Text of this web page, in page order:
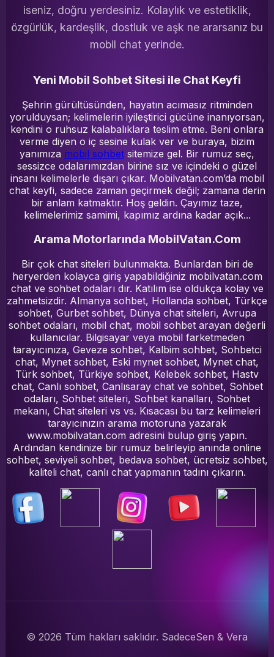
iseniz, doğru yerdesiniz. Kolaylık ve estetiklik,
özgürlük, kardeşlik, dostluk ve aşk ne ararsanız bu
mobil chat yerinde.
Yeni Mobil Sohbet Sitesi ile Chat Keyfi
Şehrin gürültüsünden, hayatın acımasız ritminden
yorulduysan; kelimelerin iyileştirici gücüne inanıyorsan,
kendini o ruhsuz kalabalıklara teslim etme. Beni onlara
verme diyen o iç sesine kulak ver ve buraya, bizim
yanımıza mobil sohbet sitemize gel. Bir rumuz seç,
sessizce odalarımızdan birine sız ve içindeki o güzel
insanı kelimelerle dışarı çıkar. Mobilvatan.com’da mobil
chat keyfi, sadece zaman geçirmek değil; zamana derin
bir anlam katmaktır. Hoş geldin. Çayımız taze,
kelimelerimiz samimi, kapımız ardına kadar açık...
Arama Motorlarında MobilVatan.Com
Bir çok chat siteleri bulunmakta. Bunlardan biri de
heryerden kolayca giriş yapabildiğiniz mobilvatan.com
chat ve sohbet odaları dır. Katılım ise oldukça kolay ve
zahmetsizdir. Almanya sohbet, Hollanda sohbet, Türkçe
sohbet, Gurbet sohbet, Dünya chat siteleri, Avrupa
sohbet odaları, mobil chat, mobil sohbet arayan değerli
kullanıcılar. Bilgisayar veya mobil farketmeden
tarayıcınıza, Geveze sohbet, Kalbim sohbet, Sohbetci
chat, Mynet sohbet, Eski mynet sohbet, Mynet chat,
Türk sohbet, Türkiye sohbet, Kelebek sohbet, Hastv
chat, Canlı sohbet, Canlısaray chat ve sohbet, Sohbet
odaları, Sohbet siteleri, Sohbet kanalları, Sohbet
mekanı, Chat siteleri vs vs. Kısacası bu tarz kelimeleri
tarayıcınızın arama motoruna yazarak
www.mobilvatan.com adresini bulup giriş yapın.
Ardından kendinize bir rumuz belirleyip anında online
sohbet, seviyeli sohbet, bedava sohbet, ücretsiz sohbet,
kaliteli chat, canlı chat yapmanın tadını çıkarın.
© 2026 Tüm hakları saklıdır. SadeceSen & Vera